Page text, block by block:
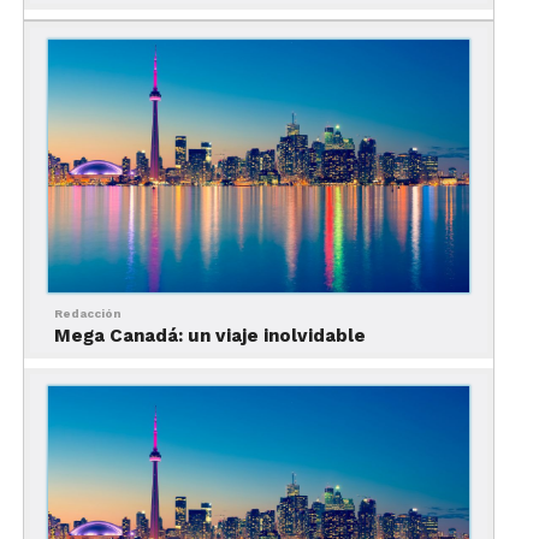
El City Pass te permite ahorrar hasta el 38% en
atracciones; por ejemplo, el costo normal de CN
Tower es de 38 dólares, mientras que con el pase
pagas tan sólo 28 dólares.
Redacción
Mega Canadá: un viaje inolvidable